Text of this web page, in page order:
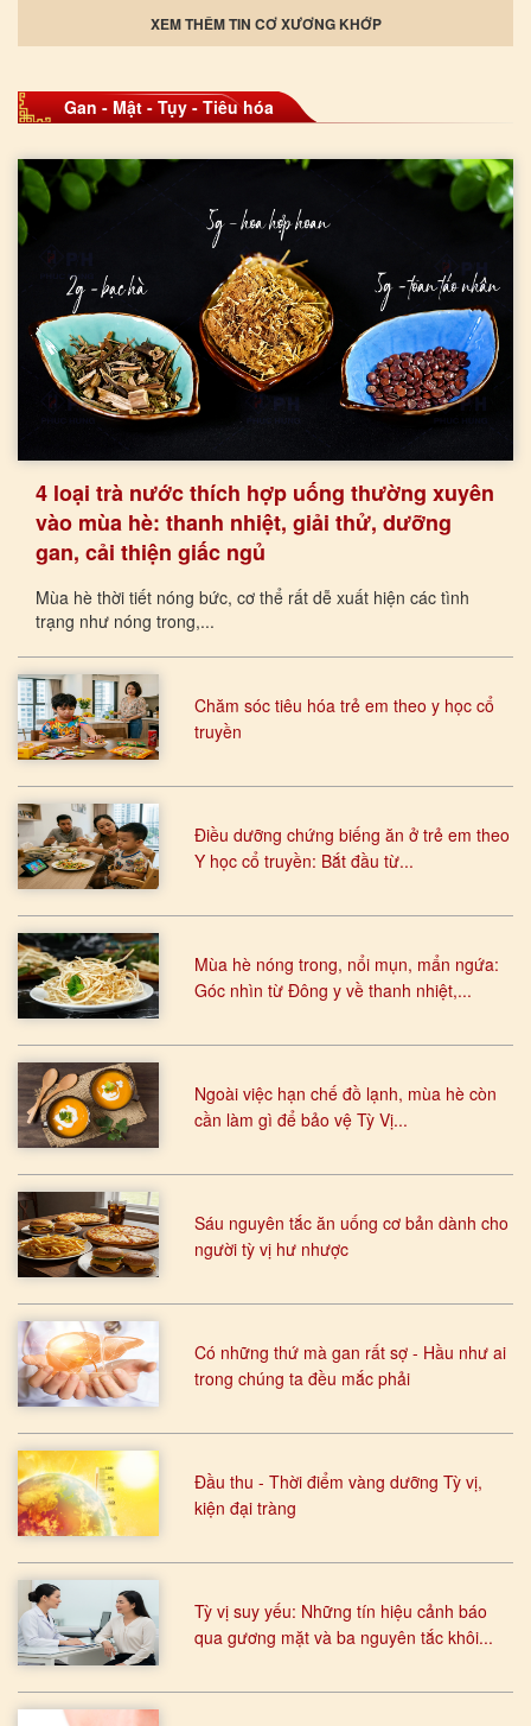
XEM THÊM TIN CƠ XƯƠNG KHỚP
Gan - Mật - Tụy - Tiêu hóa
4 loại trà nước thích hợp uống thường xuyên
vào mùa hè: thanh nhiệt, giải thử, dưỡng
gan, cải thiện giấc ngủ
Mùa hè thời tiết nóng bức, cơ thể rất dễ xuất hiện các tình
trạng như nóng trong,...
Chăm sóc tiêu hóa trẻ em theo y học cổ
truyền
Điều dưỡng chứng biếng ăn ở trẻ em theo
Y học cổ truyền: Bắt đầu từ...
Mùa hè nóng trong, nổi mụn, mẩn ngứa:
Góc nhìn từ Đông y về thanh nhiệt,...
Ngoài việc hạn chế đồ lạnh, mùa hè còn
cần làm gì để bảo vệ Tỳ Vị...
Sáu nguyên tắc ăn uống cơ bản dành cho
người tỳ vị hư nhược
Có những thứ mà gan rất sợ - Hầu như ai
trong chúng ta đều mắc phải
Đầu thu - Thời điểm vàng dưỡng Tỳ vị,
kiện đại tràng
Tỳ vị suy yếu: Những tín hiệu cảnh báo
qua gương mặt và ba nguyên tắc khôi...